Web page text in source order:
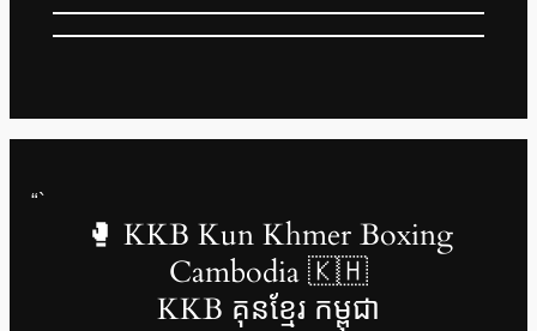
“`
🥊 KKB Kun Khmer Boxing
Cambodia 🇰🇭
KKB គុនខ្មែរ កម្ពុជា